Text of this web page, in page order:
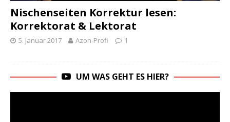
Nischenseiten Korrektur lesen:
Korrektorat & Lektorat
5. Januar 2017 Azon-Profi 1
UM WAS GEHT ES HIER?